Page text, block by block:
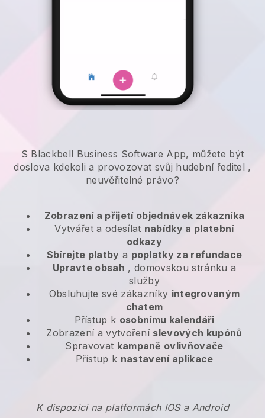
S Blackbell Business Software App, můžete být
doslova kdekoli a provozovat svůj hudební ředitel ,
neuvěřitelné právo?
Zobrazení a přijetí objednávek zákazníka
Vytvářet a odesílat nabídky a platební
odkazy
Sbírejte platby a poplatky za refundace
Upravte obsah , domovskou stránku a
služby
Obsluhujte své zákazníky integrovaným
chatem
Přístup k osobnímu kalendáři
Zobrazení a vytvoření slevových kupónů
Spravovat kampaně ovlivňovače
Přístup k nastavení aplikace
K dispozici na platformách IOS a Android